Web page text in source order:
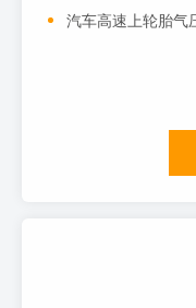
汽车高速上轮胎气